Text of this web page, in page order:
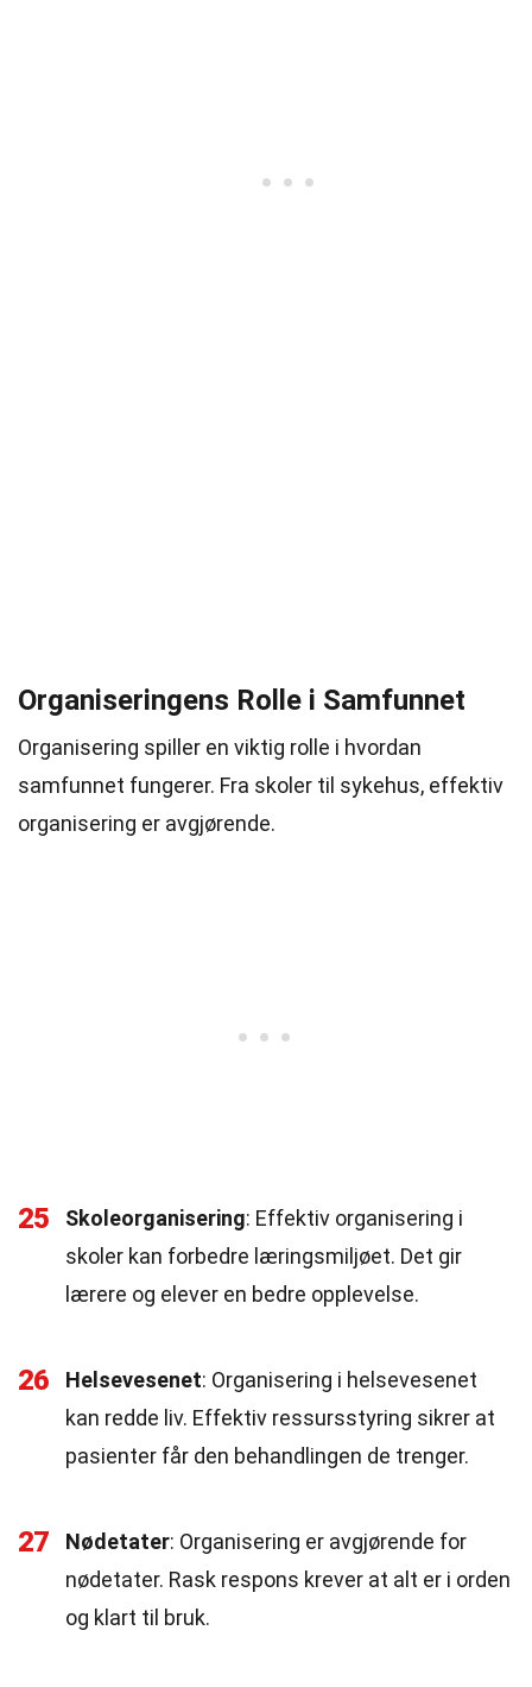
Organiseringens Rolle i Samfunnet
Organisering spiller en viktig rolle i hvordan
samfunnet fungerer. Fra skoler til sykehus, effektiv
organisering er avgjørende.
25 Skoleorganisering: Effektiv organisering i
skoler kan forbedre læringsmiljøet. Det gir
lærere og elever en bedre opplevelse.
26 Helsevesenet: Organisering i helsevesenet
kan redde liv. Effektiv ressursstyring sikrer at
pasienter får den behandlingen de trenger.
27 Nødetater: Organisering er avgjørende for
nødetater. Rask respons krever at alt er i orden
og klart til bruk.